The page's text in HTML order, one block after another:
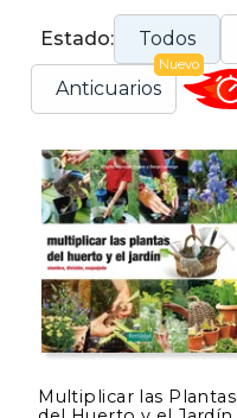
Estado: Todos
Anticuarios
Nuevo
Multiplicar las Plantas